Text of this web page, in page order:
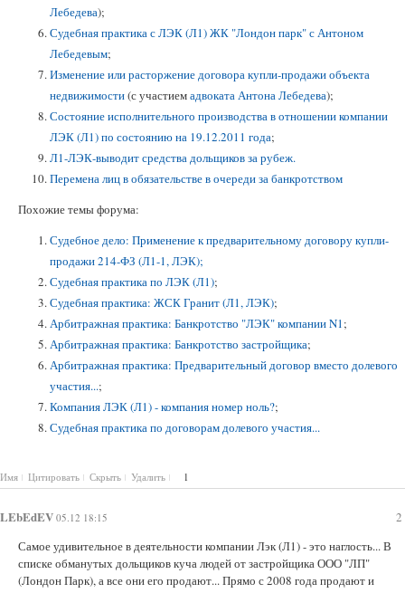
Лебедева);
Судебная практика с ЛЭК (Л1) ЖК "Лондон парк" с Антоном
Лебедевым;
Изменение или расторжение договора купли-продажи объекта
недвижимости(с участиемадвоката Антона Лебедева);
Состояние исполнительного производства в отношении компании
ЛЭК (Л1) по состоянию на 19.12.2011 года;
Л1-ЛЭК-выводит средства дольщиков за рубеж.
Перемена лиц в обязательстве в очереди за банкротством
Похожие темы форума:
Судебное дело: Применение к предварительному договору купли-
продажи 214-ФЗ (Л1-1, ЛЭК);
Судебная практика по ЛЭК (Л1);
Судебная практика: ЖСК Гранит (Л1, ЛЭК);
Арбитражная практика: Банкротство "ЛЭК" компании N1 ;
Арбитражная практика: Банкротство застройщика;
Арбитражная практика: Предварительный договор вместо долевого
участия...;
Компания ЛЭК (Л1) - компания номер ноль?;
Судебная практика по договорам долевого участия...
Имя Цитировать Скрыть Удалить 1
2
LEbEdEV 05.12 18:15
Самое удивительное в деятельности компании Лэк (Л1) - это наглость... В
списке обманутых дольщиков куча людей от застройщика ООО "ЛП"
(Лондон Парк), а все они его продают... Прямо с 2008 года продают и